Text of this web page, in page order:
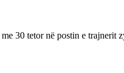
30 tetor në postin e